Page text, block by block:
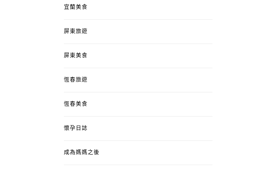
宜蘭美食
屏東旅遊
屏東美食
恆春旅遊
恆春美食
懷孕日誌
成為媽媽之後